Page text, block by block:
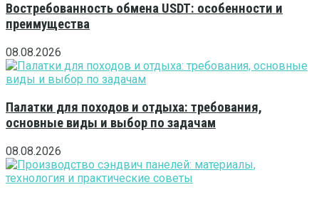
Востребованность обмена USDT: особенности и
преимущества
08.08.2026
Палатки для походов и отдыха: требования,
основные виды и выбор по задачам
08.08.2026